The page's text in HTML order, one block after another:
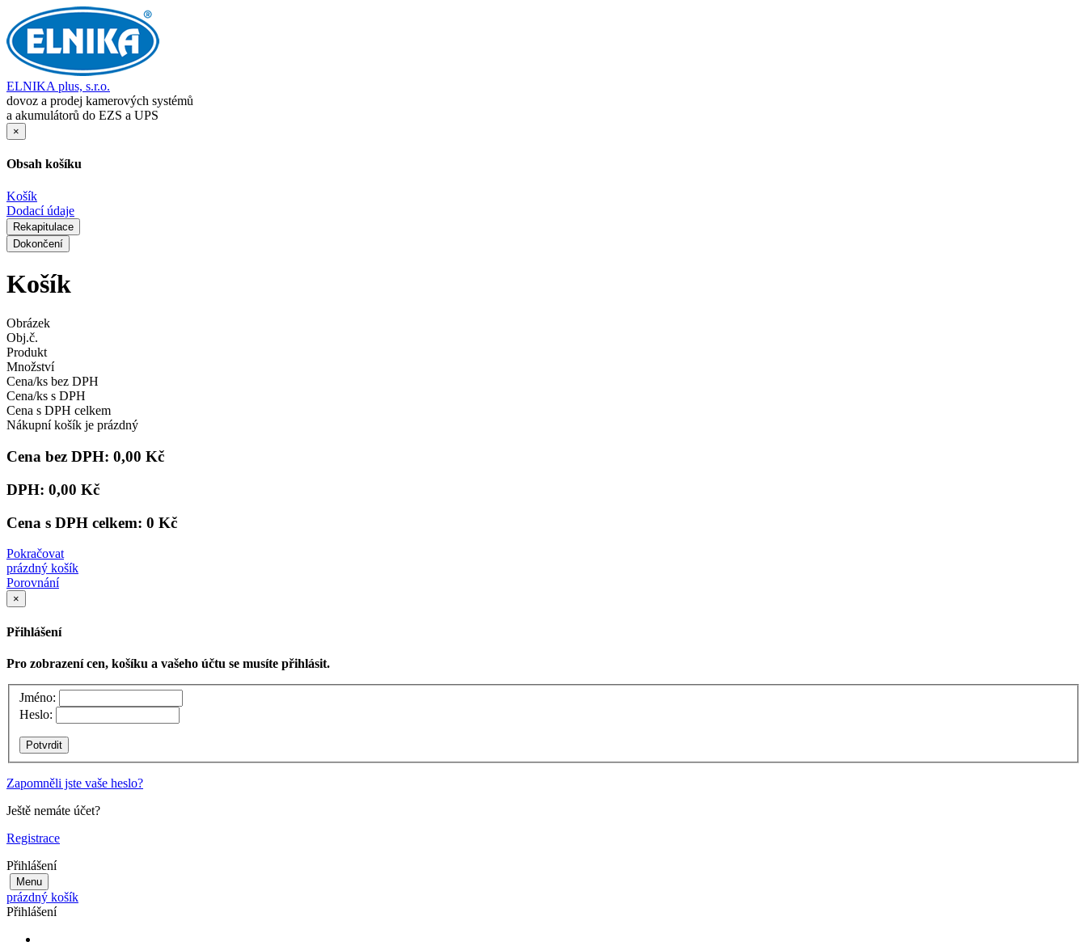
ELNIKA plus, s.r.o.
dovoz a prodej kamerových systémů
a akumulátorů do EZS a UPS
×
Obsah košíku
Košík
Dodací údaje
Rekapitulace
Dokončení
Košík
Obrázek
Obj.č.
Produkt
Množství
Cena/ks bez DPH
Cena/ks s DPH
Cena s DPH celkem
Nákupní košík je prázdný
Cena bez DPH: 0,00 Kč
DPH: 0,00 Kč
Cena s DPH celkem: 0 Kč
Pokračovat
prázdný košík
Porovnání
×
Přihlášení
Pro zobrazení cen, košíku a vašeho účtu se musíte přihlásit.
Jméno:
Heslo:
Zapomněli jste vaše heslo?
Ještě nemáte účet?
Registrace
Přihlášení
Menu
prázdný košík
Přihlášení